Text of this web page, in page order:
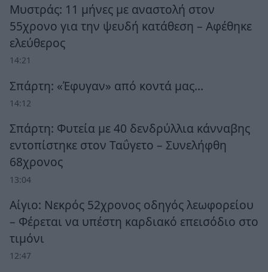
Μυστράς: 11 μήνες με αναστολή στον
55χρονο για την ψευδή κατάθεση – Αφέθηκε
ελεύθερος
14:21
Σπάρτη: «Έφυγαν» από κοντά μας…
14:12
Σπάρτη: Φυτεία με 40 δενδρύλλια κάνναβης
εντοπίστηκε στον Ταΰγετο – Συνελήφθη
68χρονος
13:04
Αίγιο: Νεκρός 52χρονος οδηγός λεωφορείου
– Φέρεται να υπέστη καρδιακό επεισόδιο στο
τιμόνι
12:47